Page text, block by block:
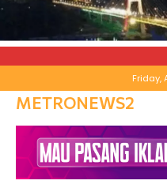
to
content
Friday,
METRONEWS2